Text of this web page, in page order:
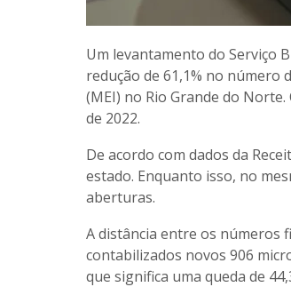
Um levantamento do Serviço
redução de 61,1% no número
(MEI) no Rio Grande do
de 2022.
De acordo com dados da
estado. Enquanto isso, no
aberturas.
A distância entre os números
contabilizados novos 906
que significa uma queda de